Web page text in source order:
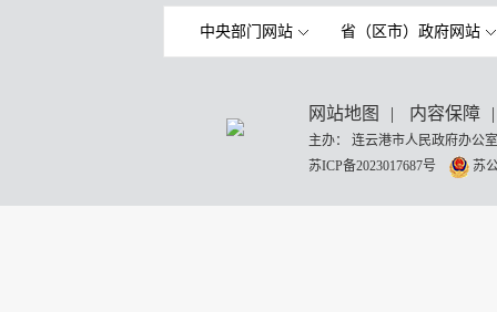
中央部门网站 省（区市）政府网站
网站地图 | 内容保障 |
主办： 连云港市人民政府办
苏ICP备2023017687号
苏